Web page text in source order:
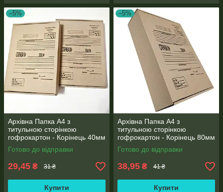
–5%
Архівна Папка А4 з
титульною сторінкою
гофрокартон - Корінець 40мм
Готово до відправки
29,45 ₴ 31 ₴
Купити
–5%
Архівна Папка А4 з
титульною сторінкою
гофрокартон - Корінець 80мм
Готово до відправки
38,95 ₴ 41 ₴
Купити